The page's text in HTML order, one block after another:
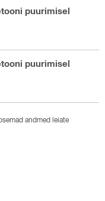
puurimisel
puurimisel
andmed leiate